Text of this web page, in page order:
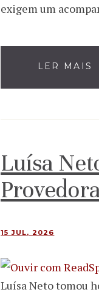
exigem um
LER MAIS
Luísa
15 JUL, 2026
Luísa Neto tomou